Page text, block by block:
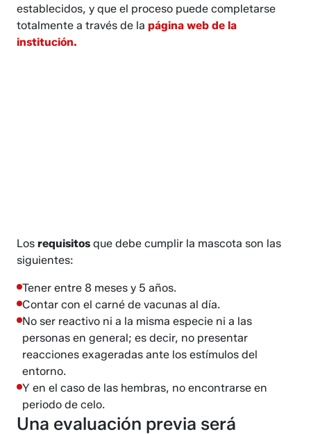
establecidos, y que el proceso puede completarse
totalmente a través de lapágina web de la
institución.
Losrequisitos que debe cumplir la mascota son las
siguientes:
Tener entre 8 meses y 5 años.
Contar con el carné de vacunas al día.
No ser reactivo ni a la misma especie ni a las
personas en general; es decir, no presentar
reacciones exageradas ante los estímulos del
entorno.
Y en el caso de las hembras, no encontrarse en
periodo de celo.
Una evaluación previa será